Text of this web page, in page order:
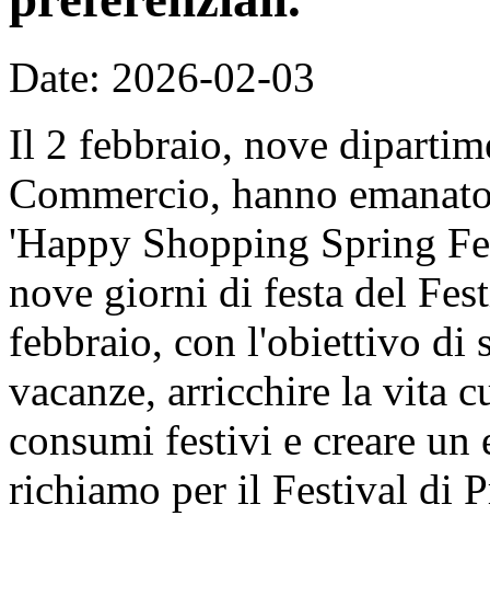
Date: 2026-02-03
Il 2 febbraio, nove
Commercio, hanno
'Happy Shopping Spring
nove giorni di festa del
febbraio, con l'obiettivo di
vacanze, arricchire la vita
consumi festivi e creare un
richiamo per il Festival di